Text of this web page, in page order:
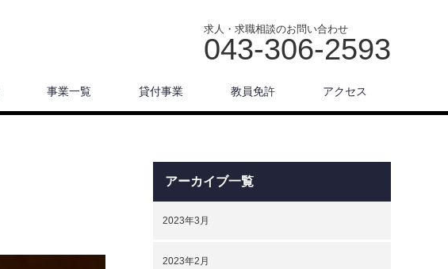
求人・求職相談のお問い合わせ
043-306-2593
事業一覧 貸付事業 教員免許 アクセス
アーカイブ一覧
2023年3月
2023年2月